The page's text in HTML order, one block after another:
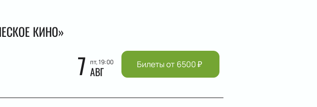
КИНО»
7 пт, 19:00
АВГ Билеты от 6500₽